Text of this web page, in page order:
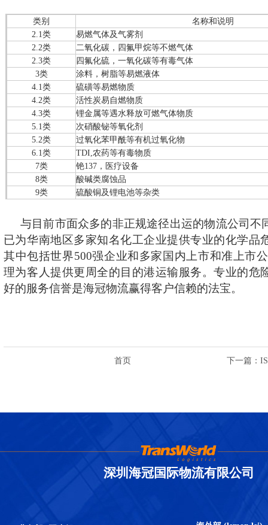
类别
名称和说明
2.1类
易燃气体及气雾剂
2.2类
二氧化碳，四氟甲烷等不燃气体
2.3类
四氟化硫，一氧化碳等有毒气体
3类
涂料，树脂等易燃液体
4.1类
硫磺等易燃物质
4.2类
活性炭易自燃物质
4.3类
锂金属等遇水释放可燃气体物质
5.1类
次硝酸铋等氧化剂
5.2类
过氧化苯甲酰等有机过氧化物
6.1类
TDI,农药等有毒物质
7类
铯137，医疗设备
8类
酸碱类腐蚀品
9类
硫酸铜及锂电池等杂类
与目前市面众多的非正规途径出运的物流公司不
已为华南地区多家知名化工企业提供专业的化学品
其中包括世界500强企业和多家国内上市和准上市
理为客人提供更周全的目的港运输服务。专业的危
好的服务信誉是海冠物流赢得客户信赖的法宝。
首页 下一篇 ：
深圳海冠国际物流有限公司